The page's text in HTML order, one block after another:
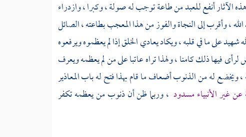
الآثار أنفع للعبد من طاعة توجب له صولة ، وكبرا ، وازدراء
، وأقرب إلى النجاة والفوز من هذا المعجب بطاعته ، الصائل
على ما في قلبه ، ويكاد يعادي الخلق إذا لم يعظموه ويرفعوه
فيها ذلك كامنا ، ولهذا تراه عاتبا على من لم يعظمه ويعرف
ويخضع له من الذنوب أضعاف ما قام بهذا فتح له باب المعاذير
غير الأنبياء مسدود ، وربما ظن أن ذنوب من يعظمه تكفر